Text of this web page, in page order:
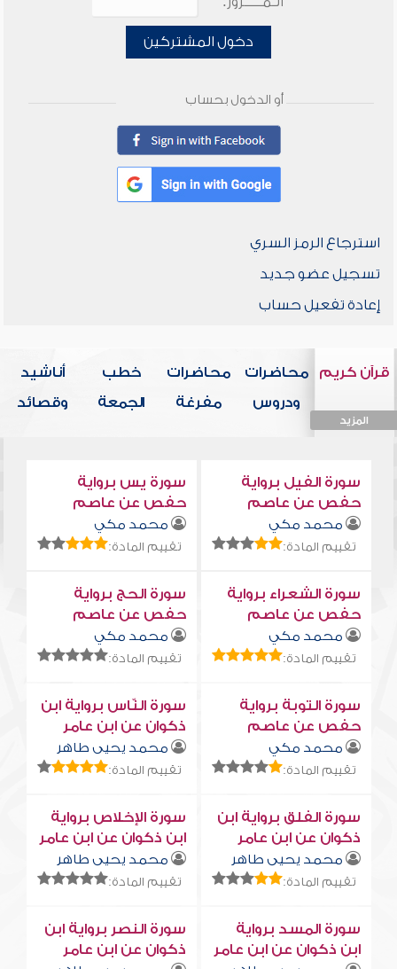
دخول المشتركين
أو الدخول بحساب
استرجاع الرمز السري
تسجيل عضو جديد
إعادة تفعيل حساب
قرآن كريم
المزيد
محاضرات
ودروس
محاضرات
مفرغة
خطب
الجمعة
أناشيد
وقصائد
سورة الفيل برواية
حفص عن عاصم
محمد مكي
تقييم المادة:
سورة يس برواية
حفص عن عاصم
محمد مكي
تقييم المادة:
سورة الشعراء برواية
حفص عن عاصم
محمد مكي
تقييم المادة:
سورة الحج برواية
حفص عن عاصم
محمد مكي
تقييم المادة:
سورة التوبة برواية
حفص عن عاصم
محمد مكي
تقييم المادة:
سورة النّاس برواية ابن
ذكوان عن ابن عامر
محمد يحيى طاهر
تقييم المادة:
سورة الفلق برواية ابن
ذكوان عن ابن عامر
محمد يحيى طاهر
تقييم المادة:
سورة الإخلاص برواية
ابن ذكوان عن ابن عامر
محمد يحيى طاهر
تقييم المادة:
سورة المسد برواية
ابن ذكوان عن ابن عامر
سورة النصر برواية ابن
ذكوان عن ابن عامر